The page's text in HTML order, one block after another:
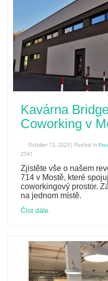
Kavárna
Coworking v
October 12, 2023| Posted in
2741
Zjistěte vše o našem
714 v Mostě, které
coworkingový prostor.
na jednom místě.
Číst dále